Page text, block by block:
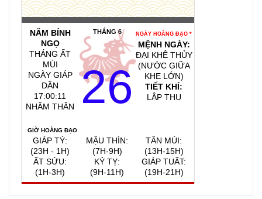
NĂM BÍNH
NGỌ
THÁNG ẤT
MÙI
NGÀY GIÁP
DẦN
17:00:12
NHÂM THÂN
THÁNG 6
26
NGÀY HOÀNG ĐẠO *
MỆNH NGÀY:
ĐẠI KHÊ THỦY
(NƯỚC GIỮA
KHE LỚN)
TIẾT KHÍ:
LẬP THU
GIỜ HOÀNG ĐẠO
GIÁP TÝ:
(23H - 1H)
ẤT SỬU:
(1H-3H)
MẬU THÌN:
(7H-9H)
KỶ TỴ:
(9H-11H)
TÂN MÙI:
(13H-15H)
GIÁP TUẤT:
(19H-21H)